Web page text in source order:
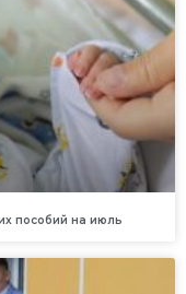
пособий на июль